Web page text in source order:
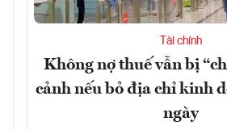
Tài chính
Không nợ thuế vẫn bị
cảnh nếu bỏ địa chỉ kinh
ngày